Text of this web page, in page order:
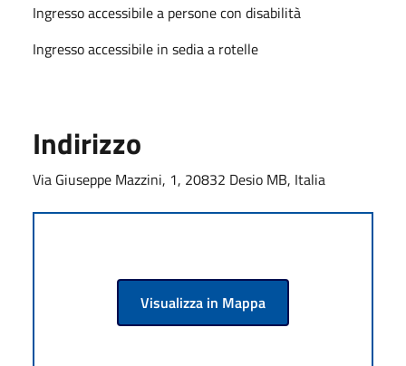
Ingresso accessibile a persone con disabilità
Ingresso accessibile in sedia a rotelle
Indirizzo
Via Giuseppe Mazzini, 1, 20832 Desio MB, Italia
Visualizza in Mappa